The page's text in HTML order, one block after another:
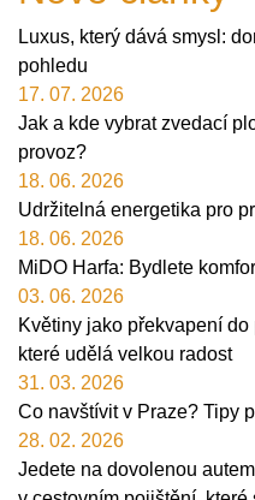
Luxus, který dává smysl:
pohledu
17. 07. 2026
Jak a kde vybrat zvedací
provoz?
18. 06. 2026
Udržitelná energetika pro
18. 06. 2026
MiDO Harfa: Bydlete
03. 06. 2026
Květiny jako překvapení
které udělá velkou radost
31. 03. 2026
Co navštívit v Praze? Tipy
28. 02. 2026
Jedete na dovolenou